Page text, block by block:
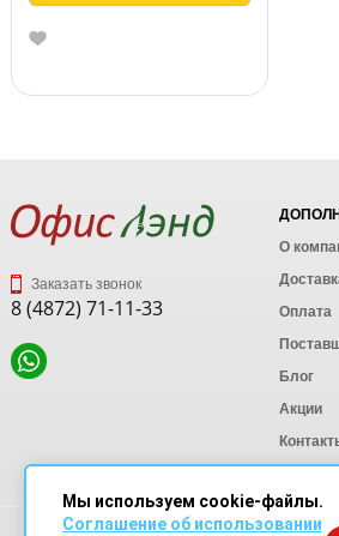
Заказать звонок
8 (4872) 71-11-33
О
Оплата
Блог
Акции
Политика
Мы используем cookie-файлы.
Соглашение об использовании